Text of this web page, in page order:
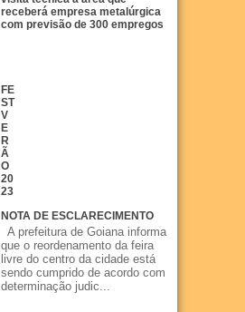
receberá empresa metalúrgica
com previsão de 300 empregos
FE
ST
V
E
R
Ã
O
20
23
NOTA DE ESCLARECIMENTO
A prefeitura de Goiana informa
que o reordenamento da feira
livre do centro da cidade está
sendo cumprido de acordo com
determinação judic...